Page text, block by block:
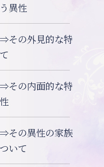
異性
その外見的な特
その内面的な特
その異性の家族
いて